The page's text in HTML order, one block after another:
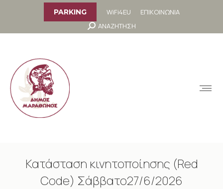
PARKING WiFi4EU
ΕΠΙΚΟΙΝΩΝΙΑ
Search:
ΑΝΑΖΗΤΗΣΗ
Κατάσταση κινητοποίησης (Red
Code) Σάββατο27/6/2026